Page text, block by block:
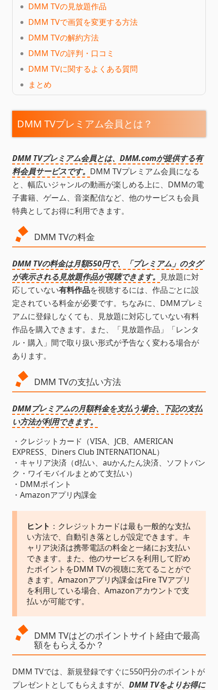
DMM TVの見放題作品
DMM TVで画質を変更する方法
DMM TVの解約方法
DMM TVの評判・口コミ
DMM TVに関するよくある質問
まとめ
DMM TVプレミアム会員とは？
DMM TVプレミアム会員とは、DMM.comが提供する有
料会員サービスです。 DMM TVプレミアム会員になる
と、幅広いジャンルの動画が楽しめる上に、DMMの電
子書籍、ゲーム、音楽配信など、他のサービスも会員
特典としてお得に利用できます。
DMM TVの料金
DMM TVの料金は月額550円で、「プレミアム」のタグ
が表示される見放題作品が視聴できます。 見放題に対
応していない有料作品を視聴するには、作品ごとに設
定されている料金が必要です。ちなみに、DMMプレミ
アムに登録しなくても、見放題に対応していない有料
作品を購入できます。また、「見放題作品」「レンタ
ル・購入」間で取り扱い形式が予告なく変わる場合が
あります。
DMM TVの支払い方法
DMMプレミアムの月額料金を支払う場合、下記の支払
い方法が利用できます。
・クレジットカード（VISA、JCB、AMERICAN
EXPRESS、Diners Club INTERNATIONAL）
・キャリア決済（d払い、auかんたん決済、ソフトバン
ク・ワイモバイルまとめて支払い）
・DMMポイント
・Amazonアプリ内課金
ヒント ：クレジットカードは最も一般的な支払
い方法で、自動引き落としが設定できます。キ
ャリア決済は携帯電話の料金と一緒にお支払い
できます。また、他のサービスを利用して貯め
たポイントをDMM TVの視聴に充てることがで
きます。Amazonアプリ内課金はFire TVアプリ
を利用している場合、Amazonアカウントで支
払いが可能です。
DMM TVはどのポイントサイト経由で最高
額をもらえるか？
DMM TVでは、新規登録ですぐに550円分のポイントが
プレゼントとしてもらえますが、 DMM TVをよりお得に